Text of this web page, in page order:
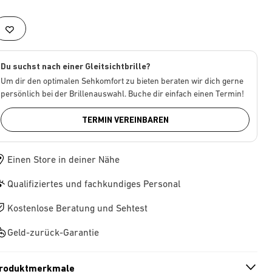
Du suchst nach einer Gleitsichtbrille?
Um dir den optimalen Sehkomfort zu bieten beraten wir dich gerne
persönlich bei der Brillenauswahl. Buche dir einfach einen Termin!
TERMIN VEREINBAREN
Einen Store in deiner Nähe
Qualifiziertes und fachkundiges Personal
Kostenlose Beratung und Sehtest
Geld-zurück-Garantie